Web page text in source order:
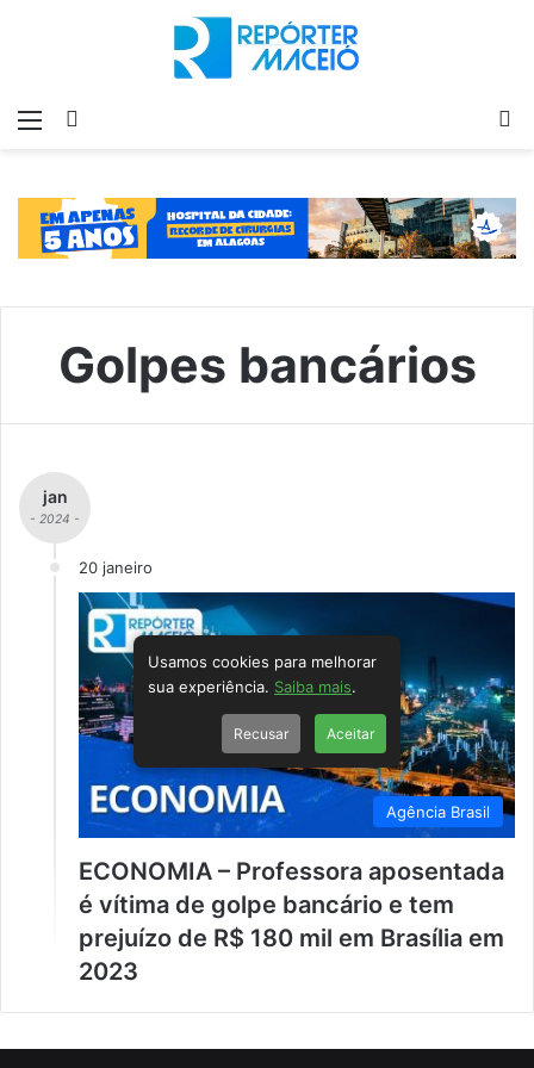
Menu
Golpes bancários
jan
- 2024 -
20 janeiro
Agência Brasil
ECONOMIA – Professora aposentada
é vítima de golpe bancário e tem
prejuízo de R$ 180 mil em Brasília em
2023
Usamos cookies para melhorar
sua experiência. Saiba mais.
Recusar Aceitar